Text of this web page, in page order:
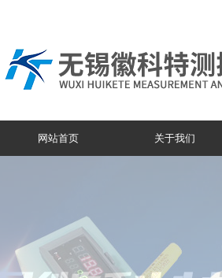
网站首页 关于我们